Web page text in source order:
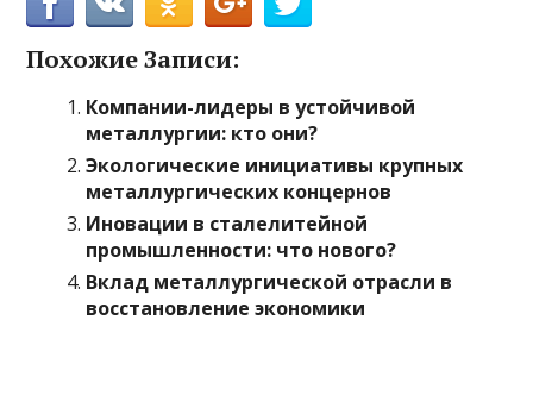
Похожие Записи:
Компании-лидеры в устойчивой
металлургии: кто они?
Экологические инициативы крупных
металлургических концернов
Иновации в сталелитейной
промышленности: что нового?
Вклад металлургической отрасли в
восстановление экономики